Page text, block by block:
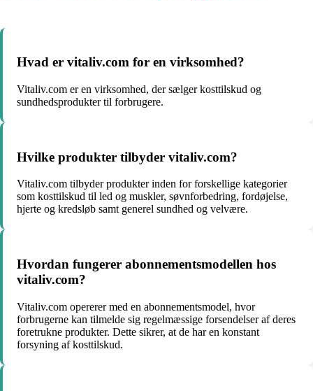
Hvad er vitaliv.com for en virksomhed?
Vitaliv.com er en virksomhed, der sælger kosttilskud og
sundhedsprodukter til forbrugere.
Hvilke produkter tilbyder vitaliv.com?
Vitaliv.com tilbyder produkter inden for forskellige kategorier
som kosttilskud til led og muskler, søvnforbedring, fordøjelse,
hjerte og kredsløb samt generel sundhed og velvære.
Hvordan fungerer abonnementsmodellen hos
vitaliv.com?
Vitaliv.com opererer med en abonnementsmodel, hvor
forbrugerne kan tilmelde sig regelmæssige forsendelser af deres
foretrukne produkter. Dette sikrer, at de har en konstant
forsyning af kosttilskud.